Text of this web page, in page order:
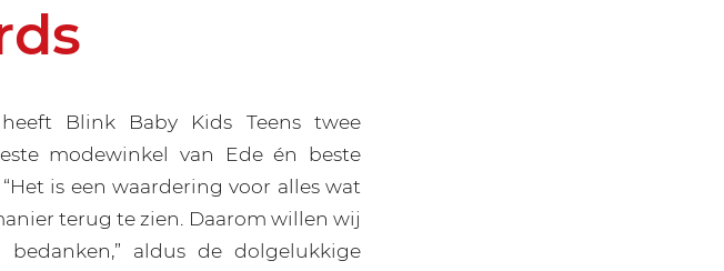
Blink Baby Kids Teens twee
modewinkel van Ede én beste
is een waardering voor alles wat
terug te zien. Daarom willen wij
aldus de dolgelukkige